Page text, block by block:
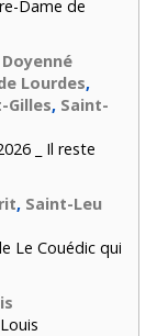
Dame de
Doyenné
Lourdes,
Gilles, Saint-
_ Il reste
, Saint-Leu
Le Couédic qui